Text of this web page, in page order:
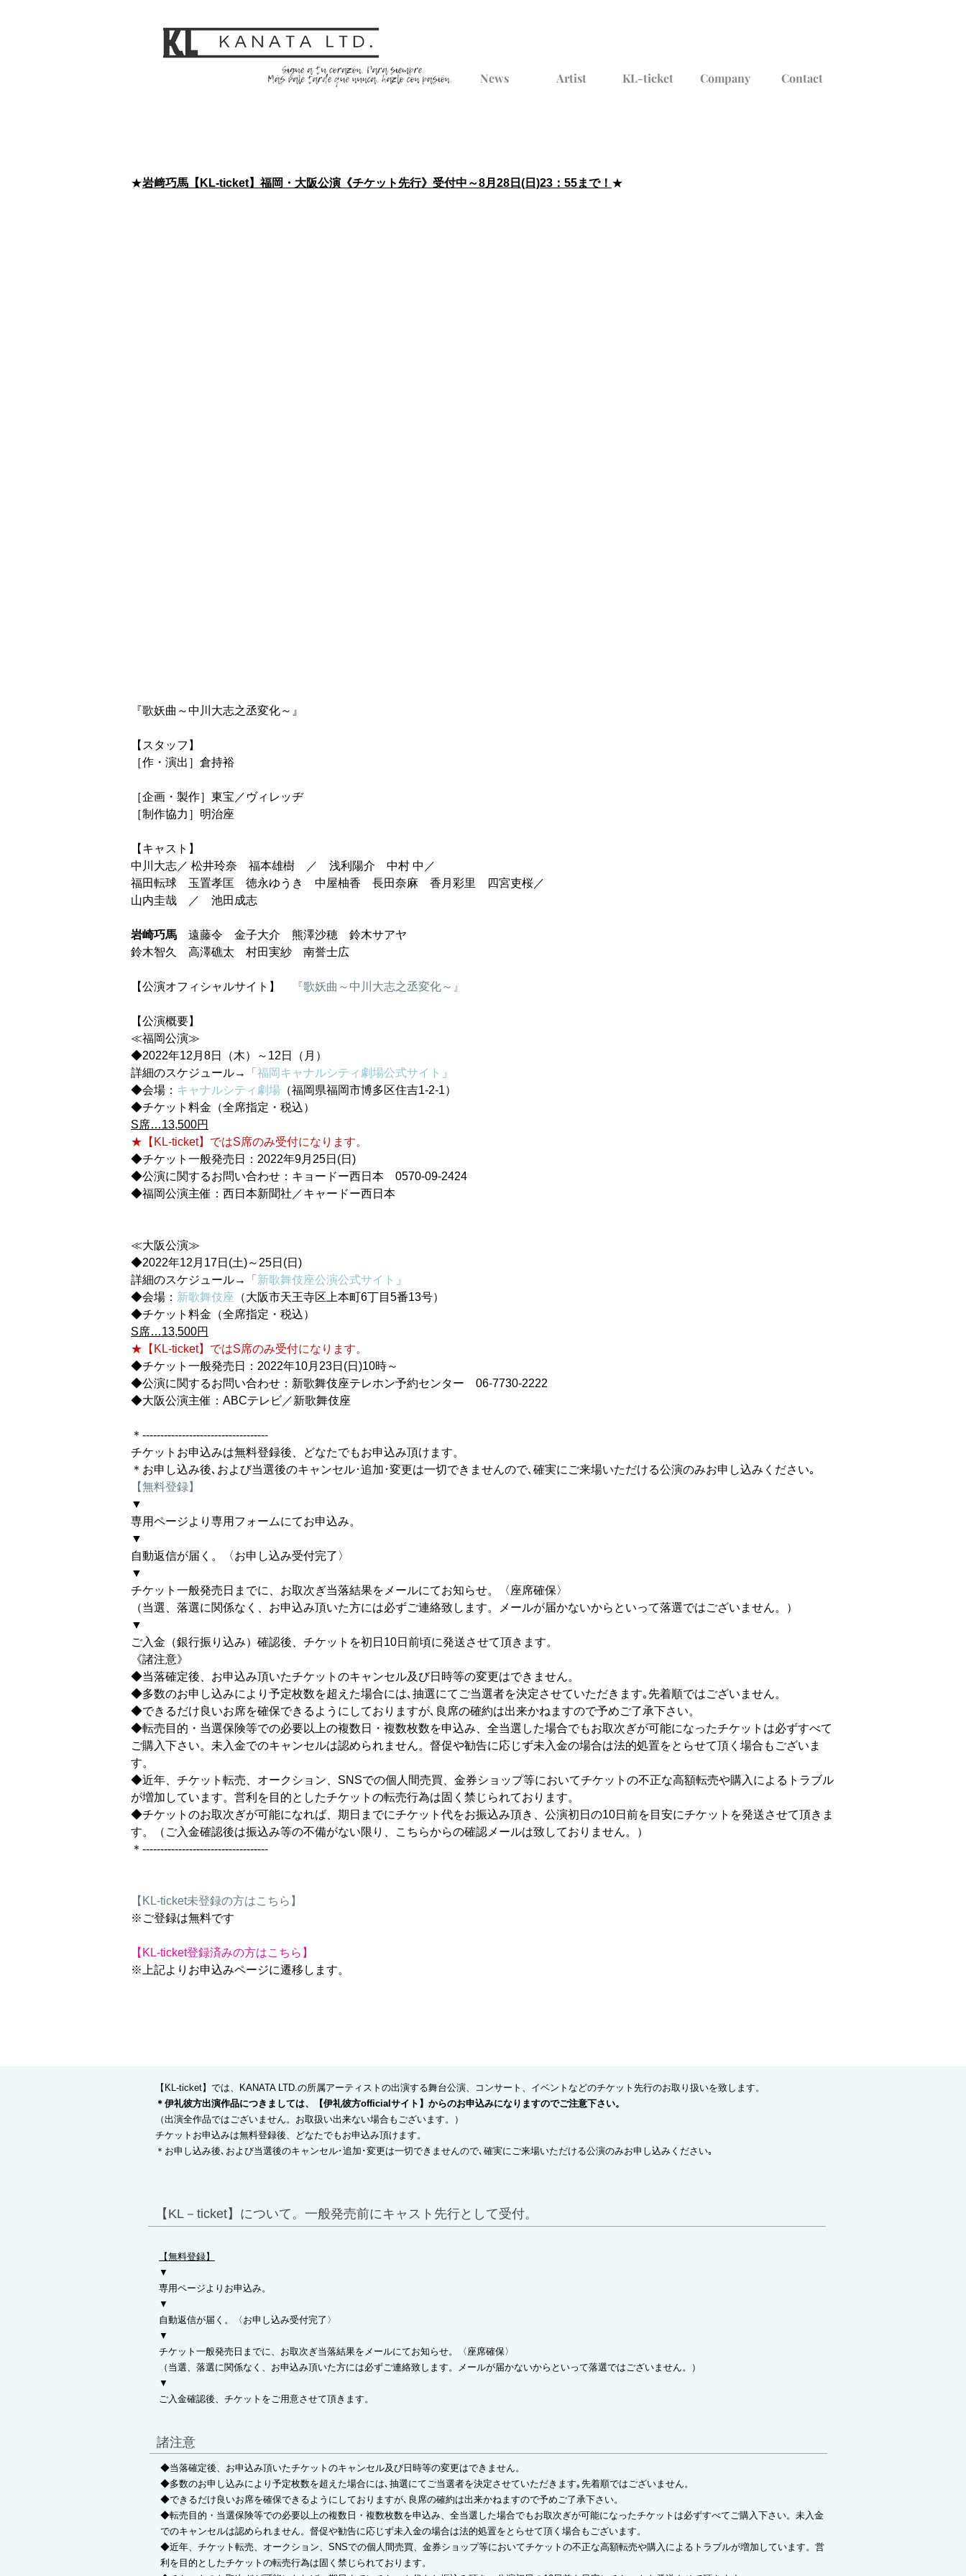
News Artist KL-ticket Company Contact
★岩﨑巧馬【KL-ticket】福岡・大阪公演《チケット先行》受付中～8月28日(日)23：55まで！ ★
『歌妖曲～中川大志之丞変化～』
【スタッフ】
［作・演出］倉持裕
［企画・製作］東宝／ヴィレッヂ
［制作協力］明治座
【キャスト】
中川大志／ 松井玲奈　福本雄樹　／　浅利陽介　中村 中／
福田転球　玉置孝匡　徳永ゆうき　中屋柚香　長田奈麻　香月彩里　四宮吏桜／
山内圭哉　／　池田成志
岩崎巧馬 遠藤令　金子大介　熊澤沙穂　鈴木サアヤ
鈴木智久　高澤礁太　村田実紗　南誉士広
【公演オフィシャルサイト】 『歌妖曲～中川大志之丞変化～』
【公演概要】
≪福岡公演≫
◆2022年12月8日（木）～12日（月）
詳細のスケジュール→
「 福岡キャナルシティ劇場公式サイト 」
◆会場： キャナルシティ劇場 （福岡県福岡市博多区住吉1-2-1）
◆チケット料金（全席指定・税込）
S席…13,500円
★【KL-ticket】ではS席のみ受付になります。
◆チケット一般発売日：2022年9月25日(日)
◆公演に関するお問い合わせ：キョードー西日本　0570-09-2424
◆福岡公演主催：西日本新聞社／キャードー西日本
≪大阪公演≫
◆2022年12月17日(土)～25日(日)
詳細のスケジュール→
「 新歌舞伎座公演公式サイト 」
◆会場： 新歌舞伎座 （大阪市天王寺区上本町6丁目5番13号）
◆チケット料金（全席指定・税込）
S席…13,500円
★【KL-ticket】ではS席のみ受付になります。
◆チケット一般発売日：2022年10月23日(日)10時～
◆公演に関するお問い合わせ：新歌舞伎座テレホン予約センター　06-7730-2222
◆大阪公演主催：ABCテレビ／新歌舞伎座
＊-----------------------------------
チケットお申込みは無料登録後、どなたでもお申込み頂けます。
【無料登録】
▼
専用ページより専用フォームにてお申込み。
▼
自動返信が届く。〈お申し込み受付完了〉
▼
チケット一般発売日までに、お取次ぎ当落結果をメールにてお知らせ。〈座席確保〉
（当選、落選に関係なく、お申込み頂いた方には必ずご連絡致します。メールが届かないからといって落選ではございません。）
▼
ご入金（銀行振り込み）確認後、チケットを初日10日前頃に発送させて頂きます。
​《諸注意》​
◆当落確定後、お申込み頂いたチケットのキャンセル及び日時等の変更はできません。
◆多数のお申し込みにより予定枚数を超えた場合には､抽選にてご当選者を決定させていただきます｡先着順ではございません。
◆できるだけ良いお席を確保できるようにしておりますが､良席の確約は出来かねますので予めご了承下さい。
◆転売目的・当選保険等での必要以上の複数日・複数枚数を申込み、全当選した場合でもお取次ぎが可能になったチケットは必ずすべて
ご購入下さい。未入金でのキャンセルは認められません。督促や勧告に応じず未入金の場合は法的処置をとらせて頂く場合もございま
す。
◆近年、チケット転売、オークション、SNSでの個人間売買、金券ショップ等においてチケットの不正な高額転売や購入によるトラブル
が増加しています。営利を目的としたチケットの転売行為は固く禁じられております。
◆チケットのお取次ぎが可能になれば、期日までにチケット代をお振込み頂き、公演初日の10日前を目安にチケットを発送させて頂きま
す。（ご入金確認後は振込み等の不備がない限り、こちらからの確認メールは致しておりません。）
＊-----------------------------------
【KL-ticket未登録の方はこちら】
※ご登録は無料です
【KL-ticket登録済みの方はこちら】
※上記よりお申込みページに遷移します。
​​【KL-ticket】では、KANATA LTD.の所属アーティストの出演する舞台公演、コンサート、イベントなどのチケット先行のお取り扱いを致します。
＊伊礼彼方出演作品につきましては、【伊礼彼方officialサイト】からのお申込みになりますのでご注意下さい。
（出演全作品ではございません。お取扱い出来ない場合もございます。）
チケットお申込みは無料登録後、どなたでもお申込み頂けます。
＊お申し込み後､および当選後のキャンセル･追加･変更は一切できませんので､確実にご来場いただける公演のみお申し込みください｡
【KL－ticket】について。一般発売前にキャスト先行として受付。
【無料登録】
▼
専用ページよりお申込み。
▼
自動返信が届く。〈お申し込み受付完了〉
▼
チケット一般発売日までに、お取次ぎ当落結果をメールにてお知らせ。〈座席確保〉
（当選、落選に関係なく、お申込み頂いた方には必ずご連絡致します。メールが届かないからといって落選ではございません。）
▼
ご入金確認後、チケットをご用意させて頂きます。
​諸注意​
◆当落確定後、お申込み頂いたチケットのキャンセル及び日時等の変更はできません。
◆多数のお申し込みにより予定枚数を超えた場合には､抽選にてご当選者を決定させていただきます｡先着順ではございません。
◆できるだけ良いお席を確保できるようにしておりますが､良席の確約は出来かねますので予めご了承下さい。
◆転売目的・当選保険等での必要以上の複数日・複数枚数を申込み、全当選した場合でもお取次ぎが可能になったチケットは必ずすべてご購入下さい。未入金
でのキャンセルは認められません。督促や勧告に応じず未入金の場合は法的処置をとらせて頂く場合もございます。
◆近年、チケット転売、オークション、SNSでの個人間売買、金券ショップ等においてチケットの不正な高額転売や購入によるトラブルが増加しています。営
利を目的としたチケットの転売行為は固く禁じられております。